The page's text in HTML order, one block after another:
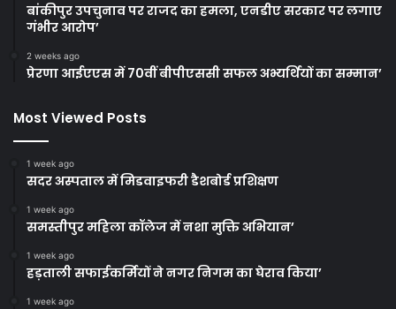
बांकीपुर उपचुनाव पर राजद का हमला, एनडीए सरकार पर लगाए
गंभीर आरोप’
2 weeks ago
प्रेरणा आईएएस में 70वीं बीपीएससी सफल अभ्यर्थियों का सम्मान’
Most Viewed Posts
1 week ago
सदर अस्पताल में मिडवाइफरी डैशबोर्ड प्रशिक्षण
1 week ago
समस्तीपुर महिला कॉलेज में नशा मुक्ति अभियान’
1 week ago
हड़ताली सफाईकर्मियों ने नगर निगम का घेराव किया’
1 week ago